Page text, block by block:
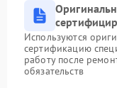
Используются
сертификацию
работу после
обязательств